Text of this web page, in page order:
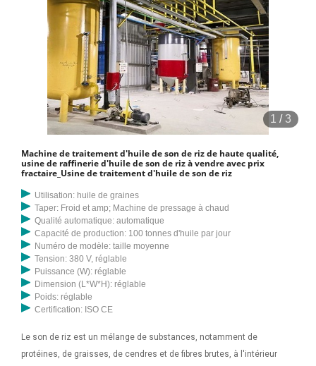
1 /3
Machine de traitement d'huile de son de riz de haute qualité,
usine de raffinerie d'huile de son de riz à vendre avec prix
fractaire_Usine de traitement d'huile de son de riz
Utilisation: huile de graines
Taper: Froid et amp; Machine de pressage à chaud
Qualité automatique: automatique
Capacité de production: 100 tonnes d'huile par jour
Numéro de modèle: taille moyenne
Tension: 380 V, réglable
Puissance (W): réglable
Dimension (L*W*H): réglable
Poids: réglable
Certification: ISO CE
Le son de riz est un mélange de substances, notamment de
protéines, de graisses, de cendres et de fibres brutes, à l'intérieur